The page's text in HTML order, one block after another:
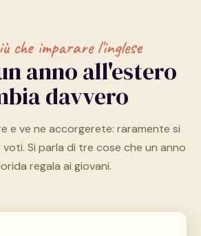
che imparare l'inglese
anno all'estero
davvero
e ve ne accorgerete: raramente si
Si parla di tre cose che un anno
regala ai giovani.